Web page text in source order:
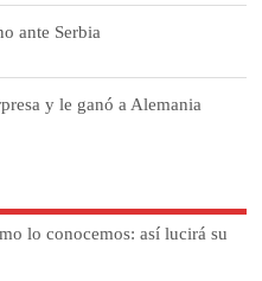
ante Serbia
y le ganó a Alemania
lo conocemos: así lucirá su